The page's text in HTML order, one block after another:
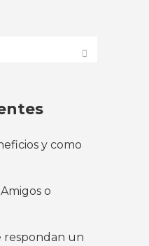
y como
o
respondan un